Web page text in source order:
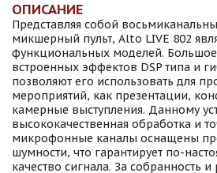
ОПИСАНИЕ
Представляя собой
микшерный пульт, Alto LIVE 802
функциональных моделей. Большое
встроенных эффектов DSP типа и
позволяют его использовать для
мероприятий, как презентации,
камерные выступления. Данному
высококачественная обработка и
микрофонные каналы оснащены
шумности, что гарантирует по-
качество сигнала. За собранность